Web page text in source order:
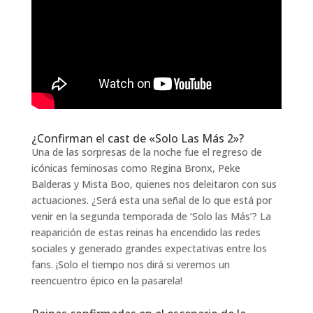
¿Confirman el cast de «Solo Las Más 2»?
Una de las sorpresas de la noche fue el regreso de
icónicas feminosas como Regina Bronx, Peke
Balderas y Mista Boo, quienes nos deleitaron con sus
actuaciones. ¿Será esta una señal de lo que está por
venir en la segunda temporada de ‘Solo las Más’? La
reaparición de estas reinas ha encendido las redes
sociales y generado grandes expectativas entre los
fans. ¡Solo el tiempo nos dirá si veremos un
reencuentro épico en la pasarela!